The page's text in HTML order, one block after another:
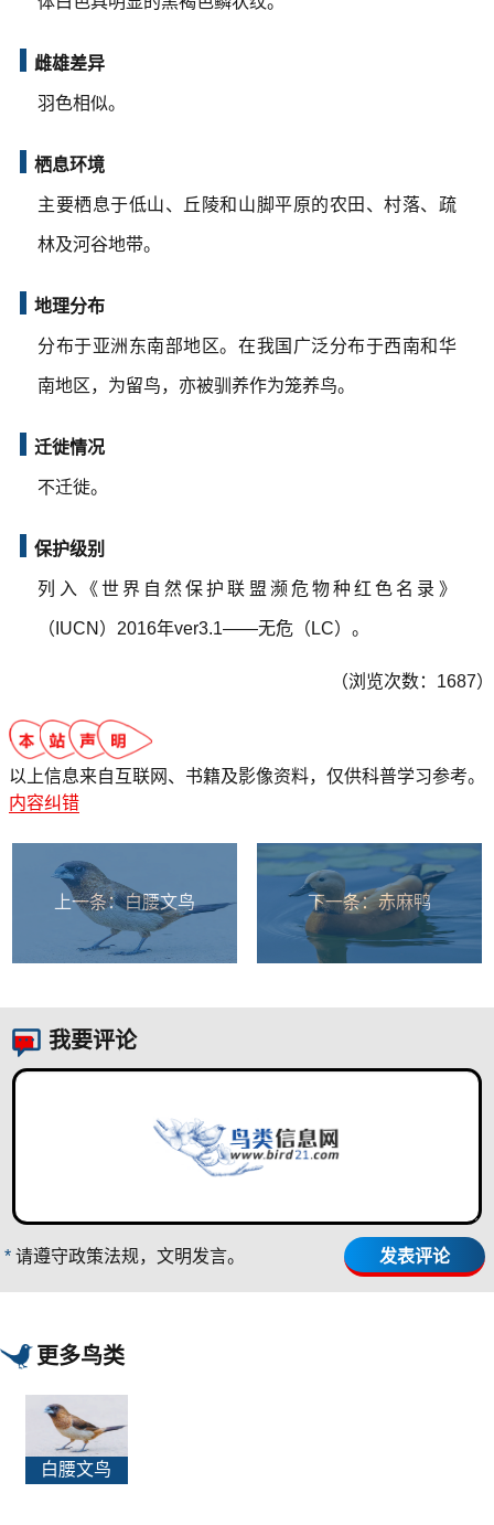
雌雄差异
羽色相似。
栖息环境
主要栖息于低山、丘陵和山脚平原的农田、村落、疏
林及河谷地带。
地理分布
分布于亚洲东南部地区。在我国广泛分布于西南和华
南地区，为留鸟，亦被驯养作为笼养鸟。
迁徙情况
不迁徙。
保护级别
列入《世界自然保护联盟濒危物种红色名录》
（IUCN）2016年ver3.1——无危（LC）。
（浏览次数：1687）
以上信息来自互联网、书籍及影像资料，仅供科普学习参考。
内容纠错
上一条：白腰文鸟 下一条：赤麻鸭
我要评论
* 请遵守政策法规，文明发言。
更多鸟类
白腰文鸟